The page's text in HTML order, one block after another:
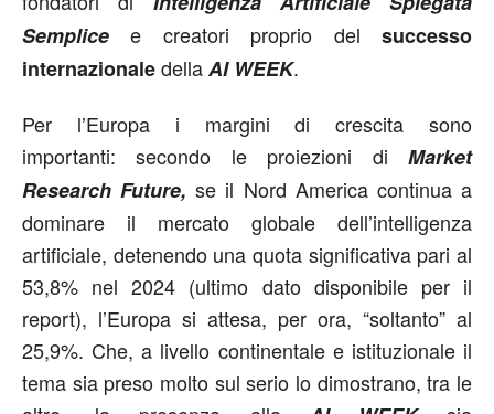
Semplice e creatori proprio del successo
internazionaledellaAI WEEK.
Per l’Europa i margini di crescita sono
importanti: secondo le proiezioni di Market
Research Future, se il Nord America continua a
dominare il mercato globale dell’intelligenza
artificiale, detenendo una quota significativa pari al
53,8% nel 2024 (ultimo dato disponibile per il
report), l’Europa si attesa, per ora, “soltanto” al
25,9%. Che, a livello continentale e istituzionale il
tema sia preso molto sul serio lo dimostrano, tra le